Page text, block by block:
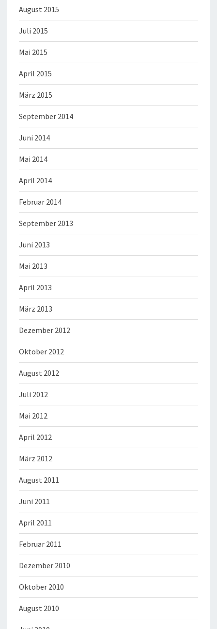
August 2015
Juli 2015
Mai 2015
April 2015
März 2015
September 2014
Juni 2014
Mai 2014
April 2014
Februar 2014
September 2013
Juni 2013
Mai 2013
April 2013
März 2013
Dezember 2012
Oktober 2012
August 2012
Juli 2012
Mai 2012
April 2012
März 2012
August 2011
Juni 2011
April 2011
Februar 2011
Dezember 2010
Oktober 2010
August 2010